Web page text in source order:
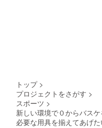
トップ >
プロジェクトをさがす >
スポーツ >
新しい環境で０からバス
必要な用具を揃えてあげ